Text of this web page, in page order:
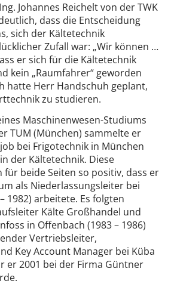
Johannes Reichelt von der TWK
dass die Entscheidung
sich der Kältetechnik
Zufall war: „Wir können …
er sich für die Kältetechnik
kein „Raumfahrer“ geworden
hatte Herr Handschuh geplant,
zu studieren.
Maschinenwesen-Studiums
TUM (München) sammelte er
bei Frigotechnik in München
der Kältetechnik. Diese
für beide Seiten so positiv, dass er
als Niederlassungsleiter bei
1982) arbeitete. Es folgten
Kälte Großhandel und
in Offenbach (1983 – 1986)
Vertriebsleiter,
Key Account Manager bei Küba
er 2001 bei der Firma Güntner